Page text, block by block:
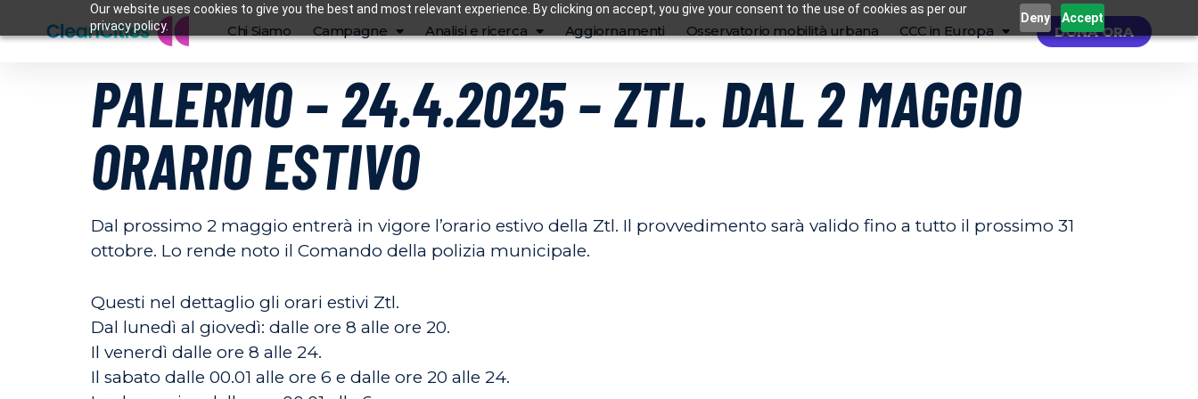
Our website uses cookies to give you the best and most relevant experience. By clicking on accept, you give your consent to the use of cookies as per our
privacy policy.
Deny Accept
Chi Siamo Campagne Analisi e ricerca Aggiornamenti Osservatorio mobilità urbana CCC in Europa DONA ORA
PALERMO – 24.4.2025 – ZTL. DAL 2 MAGGIO
ORARIO ESTIVO
Dal prossimo 2 maggio entrerà in vigore l’orario estivo della Ztl. Il provvedimento sarà valido fino a tutto il prossimo 31
ottobre. Lo rende noto il Comando della polizia municipale.
Questi nel dettaglio gli orari estivi Ztl.
Dal lunedì al giovedì: dalle ore 8 alle ore 20.
Il venerdì dalle ore 8 alle 24.
Il sabato dalle 00.01 alle ore 6 e dalle ore 20 alle 24.